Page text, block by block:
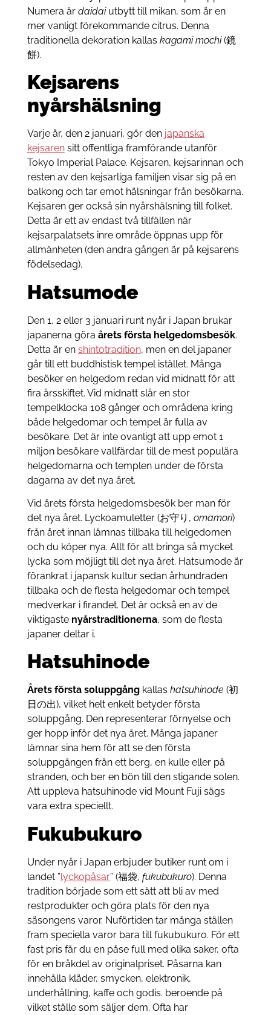
Numera är daidaiutbytt till mikan, som är en
mer vanligt förekommande citrus. Denna
traditionella dekoration kallas kagami mochi(鏡
餅).
Kejsarens
nyårshälsning
Varje år, den 2 januari, gör den japanska
kejsarensitt offentliga framförande utanför
Tokyo Imperial Palace. Kejsaren, kejsarinnan och
resten av den kejsarliga familjen visar sig på en
balkong och tar emot hälsningar från besökarna.
Kejsaren ger också sin nyårshälsning till folket.
Detta är ett av endast två tillfällen när
kejsarpalatsets inre område öppnas upp för
allmänheten (den andra gången är på kejsarens
födelsedag).
Hatsumode
Den 1, 2 eller 3 januari runt nyår i Japan brukar
japanerna göra årets första helgedomsbesök.
Detta är en shintotradition, men en del japaner
går till ett buddhistisk tempel istället. Många
besöker en helgedom redan vid midnatt för att
fira årsskiftet. Vid midnatt slår en stor
tempelklocka 108 gånger och områdena kring
både helgedomar och tempel är fulla av
besökare. Det är inte ovanligt att upp emot 1
miljon besökare vallfärdar till de mest populära
helgedomarna och templen under de första
dagarna av det nya året.
Vid årets första helgedomsbesök ber man för
det nya året. Lyckoamuletter (お守り, omamori)
från året innan lämnas tillbaka till helgedomen
och du köper nya. Allt för att bringa så mycket
lycka som möjligt till det nya året. Hatsumode är
förankrat i japansk kultur sedan århundraden
tillbaka och de flesta helgedomar och tempel
medverkar i firandet. Det är också en av de
viktigaste nyårstraditionerna, som de flesta
japaner deltar i.
Hatsuhinode
Årets första soluppgångkallas hatsuhinode (初
日の出), vilket helt enkelt betyder första
soluppgång. Den representerar förnyelse och
ger hopp inför det nya året. Många japaner
lämnar sina hem för att se den första
soluppgången från ett berg, en kulle eller på
stranden, och ber en bön till den stigande solen.
Att uppleva hatsuhinode vid Mount Fuji sägs
vara extra speciellt.
Fukubukuro
Under nyår i Japan erbjuder butiker runt om i
landet ”lyckopåsar” (福袋, fukubukuro). Denna
tradition började som ett sätt att bli av med
restprodukter och göra plats för den nya
säsongens varor. Nuförtiden tar många ställen
fram speciella varor bara till fukubukuro. För ett
fast pris får du en påse full med olika saker, ofta
för en bråkdel av originalpriset. Påsarna kan
innehålla kläder, smycken, elektronik,
underhållning, kaffe och godis. beroende på
vilket ställe som säljer dem. Ofta har